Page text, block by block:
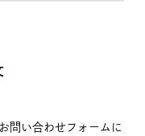
問い合わせフォームに